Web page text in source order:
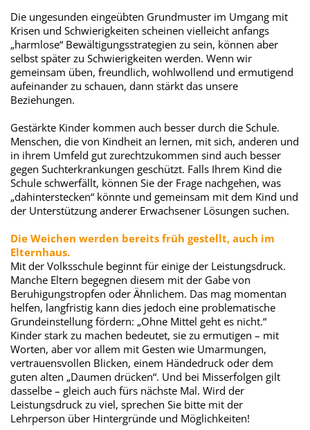
Die ungesunden eingeübten Grundmuster im Umgang mit
Krisen und Schwierigkeiten scheinen vielleicht anfangs
„harmlose“ Bewältigungsstrategien zu sein, können aber
selbst später zu Schwierigkeiten werden. Wenn wir
gemeinsam üben, freundlich, wohlwollend und ermutigend
aufeinander zu schauen, dann stärkt das unsere
Beziehungen.
Gestärkte Kinder kommen auch besser durch die Schule.
Menschen, die von Kindheit an lernen, mit sich, anderen und
in ihrem Umfeld gut zurechtzukommen sind auch besser
gegen Suchterkrankungen geschützt. Falls Ihrem Kind die
Schule schwerfällt, können Sie der Frage nachgehen, was
„dahinterstecken“ könnte und gemeinsam mit dem Kind und
der Unterstützung anderer Erwachsener Lösungen suchen.
Die Weichen werden bereits früh gestellt, auch im
Elternhaus.
Mit der Volksschule beginnt für einige der Leistungsdruck.
Manche Eltern begegnen diesem mit der Gabe von
Beruhigungstropfen oder Ähnlichem. Das mag momentan
helfen, langfristig kann dies jedoch eine problematische
Grundeinstellung fördern: „Ohne Mittel geht es nicht.“
Kinder stark zu machen bedeutet, sie zu ermutigen – mit
Worten, aber vor allem mit Gesten wie Umarmungen,
vertrauensvollen Blicken, einem Händedruck oder dem
guten alten „Daumen drücken“. Und bei Misserfolgen gilt
dasselbe – gleich auch fürs nächste Mal. Wird der
Leistungsdruck zu viel, sprechen Sie bitte mit der
Lehrperson über Hintergründe und Möglichkeiten!